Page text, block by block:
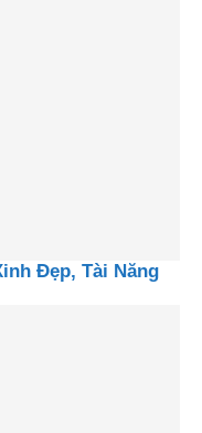
Đẹp, Tài Năng